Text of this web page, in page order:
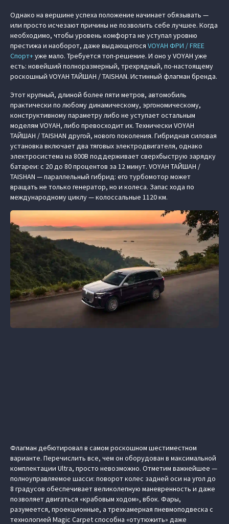
Однако на вершине успеха положение начинает обязывать —
или просто исчезают причины не позволить себе лучшее. Когда
необходимо, чтобы уровень комфорта не уступал уровню
престижа и наоборот, даже выдающегося VOYAH ФРИ / FREE
Спорт+уже мало. Требуется топ-решение. И оно у VOYAH уже
есть: новейший полноразмерный, трехрядный, по-настоящему
роскошный VOYAH ТАЙШАН / TAISHAN. Истинный флагман бренда.
Этот крупный, длиной более пяти метров, автомобиль
практически по любому динамическому, эргономическому,
конструктивному параметру либо не уступает остальным
моделям VOYAH, либо превосходит их. Технически VOYAH
ТАЙШАН / TAISHAN другой, нового поколения. Гибридная силовая
установка включает два тяговых электродвигателя, однако
электросистема на 800В поддерживает сверхбыструю зарядку
батареи: с 20 до 80 процентов за 12 минут. VOYAH ТАЙШАН /
TAISHAN — параллельный гибрид: его турбомотор может
вращать не только генератор, но и колеса. Запас хода по
международному циклу — колоссальные 1120 км.
Флагман дебютировал в самом роскошном шестиместном
варианте. Перечислить все, чем он оборудован в максимальной
комплектации Ultra, просто невозможно. Отметим важнейшее —
полноуправляемое шасси: поворот колес задней оси на угол до
8 градусов обеспечивает великолепную маневренность и даже
позволяет двигаться «крабовым ходом», вбок. Фары,
разумеется, проекционные, а трехкамерная пневмоподвеска с
технологией Magic Carpet способна «отутюжить» даже